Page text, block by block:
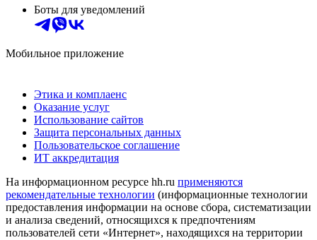
Боты для уведомлений
Мобильное приложение
Этика и комплаенс
Оказание услуг
Использование сайтов
Защита персональных данных
Пользовательское соглашение
ИТ аккредитация
На информационном ресурсе hh.ru применяются
рекомендательные технологии (информационные технологии
предоставления информации на основе сбора, систематизации
и анализа сведений, относящихся к предпочтениям
пользователей сети «Интернет», находящихся на территории